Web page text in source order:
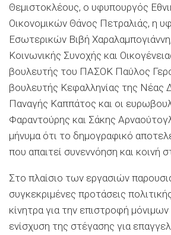
Θεμιστοκλέους, ο υφυπουργός
Οικονομικών Θάνος Πετραλιάς, η
Εσωτερικών Βιβή
Κοινωνικής Συνοχής και
βουλευτής του ΠΑΣΟΚ Παύλος
βουλευτής Κεφαλληνίας της Νέας
Παναγής Καππάτος και οι
Φαραντούρης και Σάκης
μήνυμα ότι το δημογραφικό
που απαιτεί συνεννόηση και κοινή
Στο πλαίσιο των εργασιών
συγκεκριμένες προτάσεις
κίνητρα για την επιστροφή
ενίσχυση της στέγασης για